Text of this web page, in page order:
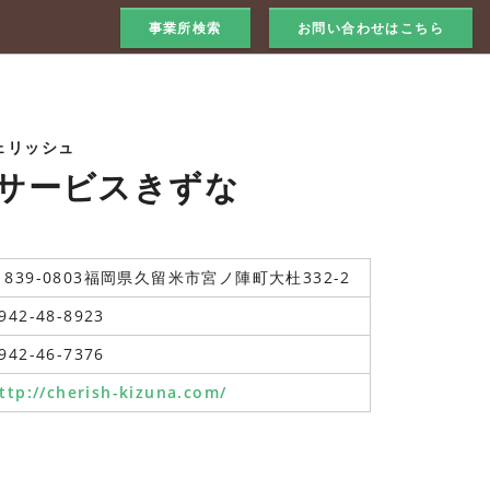
事業所検索 お問い合わせはこちら
ッシュ
ービスきずな
839-0803福岡県久留米市宮ノ陣町大杜332-2
48-8923
46-7376
cherish-kizuna.com/